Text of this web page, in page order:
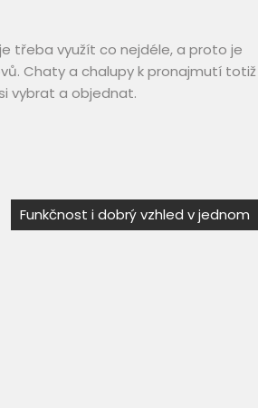
třeba využít co nejdéle, a proto je
Chaty a chalupy k pronajmutí totiž
vybrat a objednat.
Funkčnost i dobrý vzhled v jednom